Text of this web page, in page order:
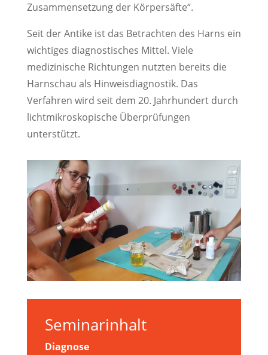
Zusammensetzung der Körpersäfte“.
Seit der Antike ist das Betrachten des Harns ein
wichtiges diagnostisches Mittel. Viele
medizinische Richtungen nutzten bereits die
Harnschau als Hinweisdiagnostik. Das
Verfahren wird seit dem 20. Jahrhundert durch
lichtmikroskopische Überprüfungen
unterstützt.
Seminarinhalt
Diagnose